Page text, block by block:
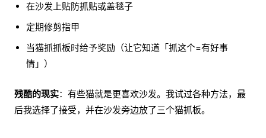
在沙发上贴防抓贴或盖毯子
定期修剪指甲
当猫抓抓板时给予奖励（让它知道「抓这个=有好事
情」）
残酷的现实：有些猫就是更喜欢沙发。我试过各种方法，最
后我选择了接受，并在沙发旁边放了三个猫抓板。